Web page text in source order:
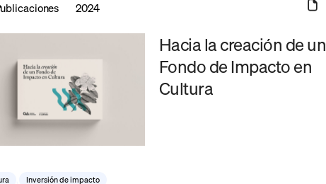
2024
Hacia la creación de un
Fondo de Impacto en
Cultura
Inversión de impacto